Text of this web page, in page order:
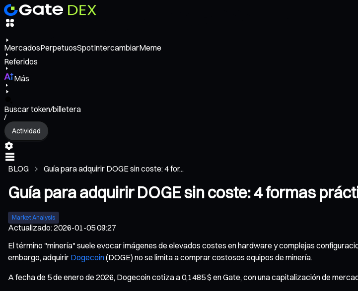
MercadosPerpetuosSpotIntercambiarMeme
Referidos
Más
Buscar token/billetera
/
Actividad
BLOG Guía para adquirir DOGE sin coste: 4 for...
Guía para adquirir DOGE sin coste: 4 formas
Market Analysis
Actualizado:2026-01-05 09:27
El término "minería" suele evocar imágenes de elevados costes en hardware y complejas
embargo, adquirir Dogecoin(DOGE) no se limita a comprar costosos equipos de minería.
A fecha de 5 de enero de 2026, Dogecoin cotiza a 0,1485 $ en Gate, con una capitalización de